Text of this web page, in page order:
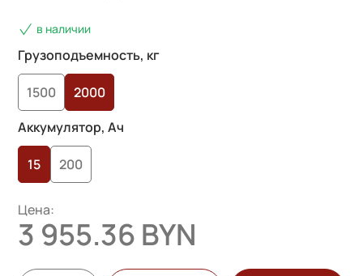
в наличии
Грузоподъемность, кг
1500
2000
Аккумулятор, Ач
15 200
Цена:
3 955.36 BYN